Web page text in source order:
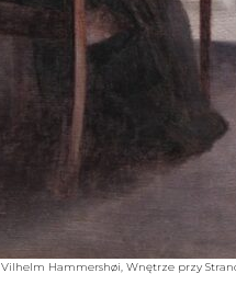
Vilhelm Hammershøi, Wnętrze przy